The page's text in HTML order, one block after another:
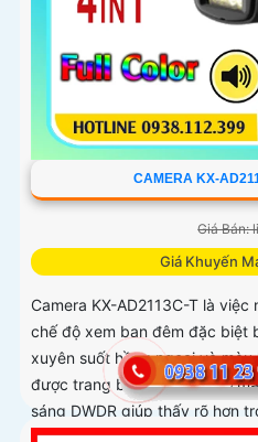
CAMERA KX-
Giá Bán:
Giá Khuyến
Camera KX-AD2113C-T là
chế độ xem ban đêm đặc biệt
xuyên suốt hồng ngoại và
được trang bị chức năng có
sáng DWDR giúp thấy rõ hơn
ngược